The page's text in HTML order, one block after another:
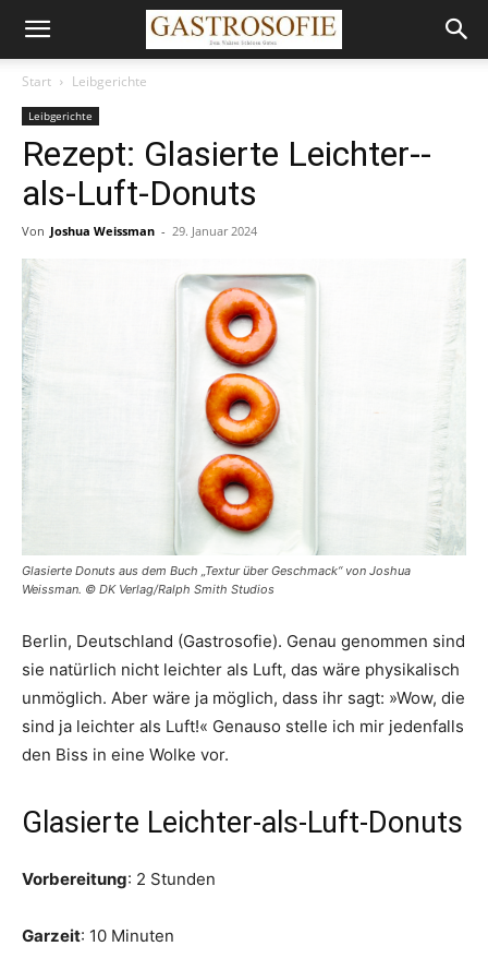
Start Leibgerichte
Leibgerichte
Rezept: Glasierte Leichter-­
als-­Luft-Donuts
Von Joshua Weissman - 29. Januar 2024
Glasierte Donuts aus dem Buch „Textur über Geschmack“ von Joshua
Weissman. © DK Verlag/Ralph Smith Studios
Berlin, Deutschland (Gastrosofie). Genau genommen sind
sie natürlich nicht leichter als Luft, das wäre physikalisch
unmöglich. Aber wäre ja möglich, dass ihr sagt: »Wow, die
sind ja leichter als Luft!« Genauso stelle ich mir jedenfalls
den Biss in eine Wolke vor.
Glasierte Leichter-­als-­Luft-Donuts
Vorbereitung: 2 Stunden
Garzeit: 10 Minuten